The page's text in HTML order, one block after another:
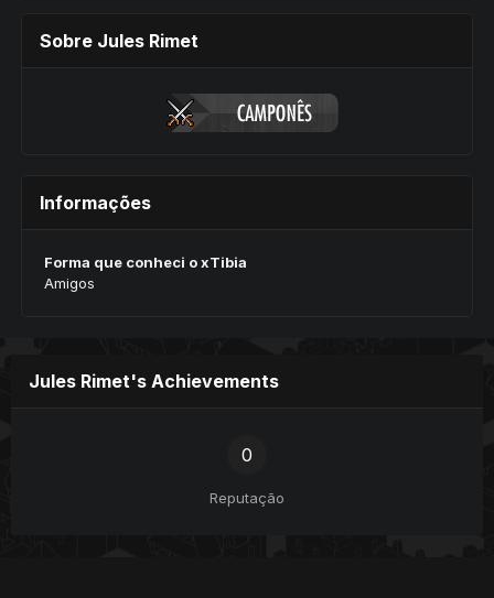
Sobre Jules Rimet
Informações
Forma que conheci o xTibia
Amigos
Jules Rimet's Achievements
0
Reputação